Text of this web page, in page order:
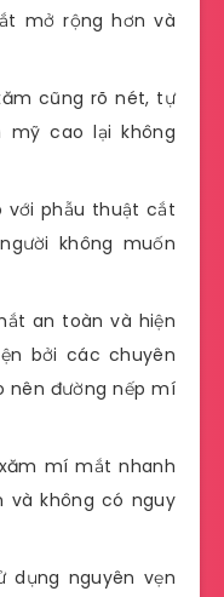
mở rộng hơn và
cũng rõ nét, tự
mỹ cao lại không
với phẫu thuật cắt
không muốn
an toàn và hiện
bởi các chuyên
nên đường nếp mí
mí mắt nhanh
và không có nguy
nguyên vẹn